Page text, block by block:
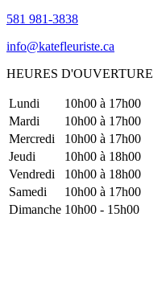
581 981-3838
info@katefleuriste.ca
HEURES D'OUVERTURE
Lundi
10h00 à 17h00
Mardi
10h00 à 17h00
Mercredi
10h00 à 17h00
Jeudi
10h00 à 18h00
Vendredi
10h00 à 18h00
Samedi
10h00 à 17h00
Dimanche 10h00 - 15h00